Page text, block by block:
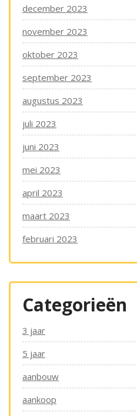
december 2023
november 2023
oktober 2023
september 2023
augustus 2023
juli 2023
juni 2023
mei 2023
april 2023
maart 2023
februari 2023
Categorieën
3 jaar
5 jaar
aanbouw
aankoop